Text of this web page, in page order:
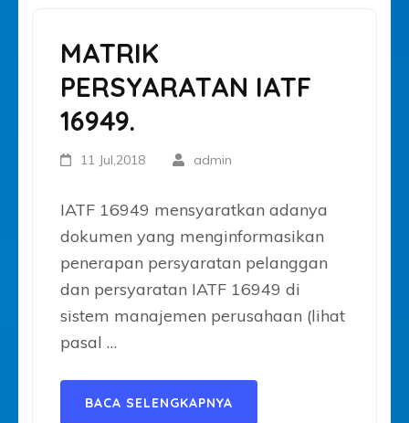
MATRIK
PERSYARATAN IATF
16949.
11 Jul,2018 admin
IATF 16949 mensyaratkan adanya
dokumen yang menginformasikan
penerapan persyaratan pelanggan
dan persyaratan IATF 16949 di
sistem manajemen perusahaan (lihat
pasal …
BACA SELENGKAPNYA